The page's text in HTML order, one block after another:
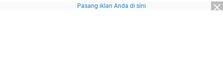
Pasang iklan Anda di sini